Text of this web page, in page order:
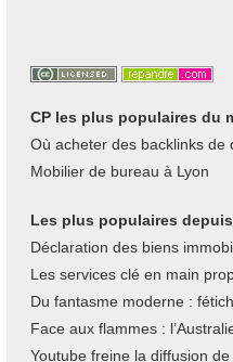
CP les plus populaires du
Où acheter des backlinks de
Mobilier de bureau à Lyon
Les plus populaires
Déclaration des biens
Les services clé en main
Du fantasme moderne :
Face aux flammes :
Youtube freine la diffusion